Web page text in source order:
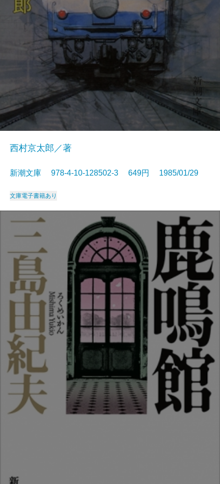
西村京太郎／著
新潮文庫 978-4-10-128502-3 649円 1985/01/29
文庫電子書籍あり